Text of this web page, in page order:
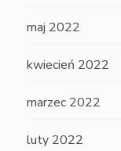
maj 2022
kwiecień 2022
marzec 2022
luty 2022